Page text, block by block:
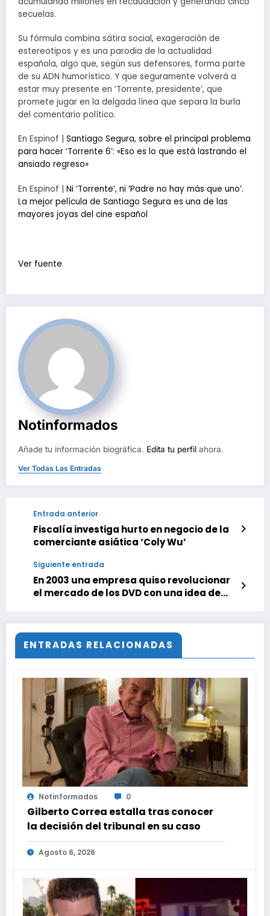
secuelas.
Su fórmula combina sátira social, exageración de
estereotipos y es una parodia de la actualidad
española, algo que, según sus defensores, forma parte
de su ADN humorístico. Y que seguramente volverá a
estar muy presente en ‘Torrente, presidente’, que
promete jugar en la delgada línea que separa la burla
del comentario político.
En Espinof | Santiago Segura, sobre el principal problema
para hacer ‘Torrente 6’: «Eso es lo que está lastrando el
ansiado regreso»
En Espinof | Ni ‘Torrente’, ni ‘Padre no hay más que uno’.
La mejor película de Santiago Segura es una de las
mayores joyas del cine español
Ver fuente
Notinformados
Añade tu información biográfica. Edita tu perfil ahora.
Ver Todas Las Entradas
Entrada anterior
Fiscalía investiga hurto en negocio de la
comerciante asiática ‘Coly Wu’
Siguiente entrada
En 2003 una empresa quiso revolucionar
el mercado de los DVD con una idea de
ENTRADAS RELACIONADAS
Notinformados 0
Gilberto Correa estalla tras conocer
la decisión del tribunal en su caso
Agosto 6, 2026